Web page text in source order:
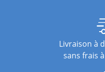
Livraison à
sans frais